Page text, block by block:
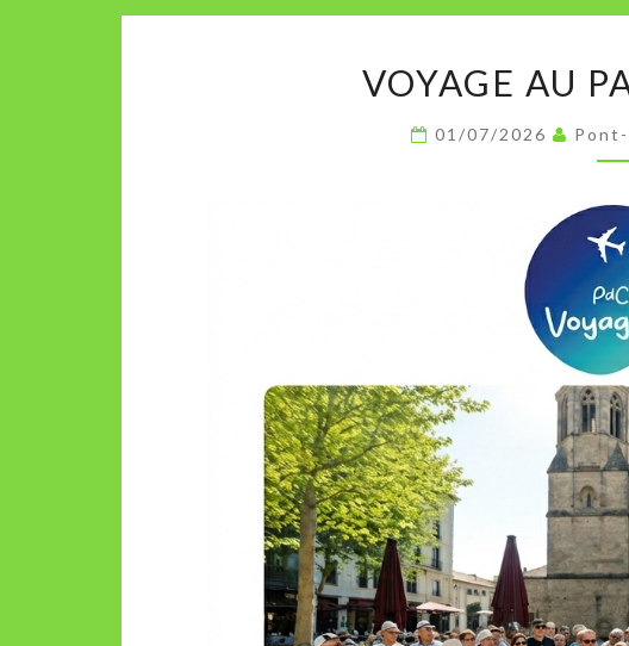
VOYAGE AU
01/07/2026